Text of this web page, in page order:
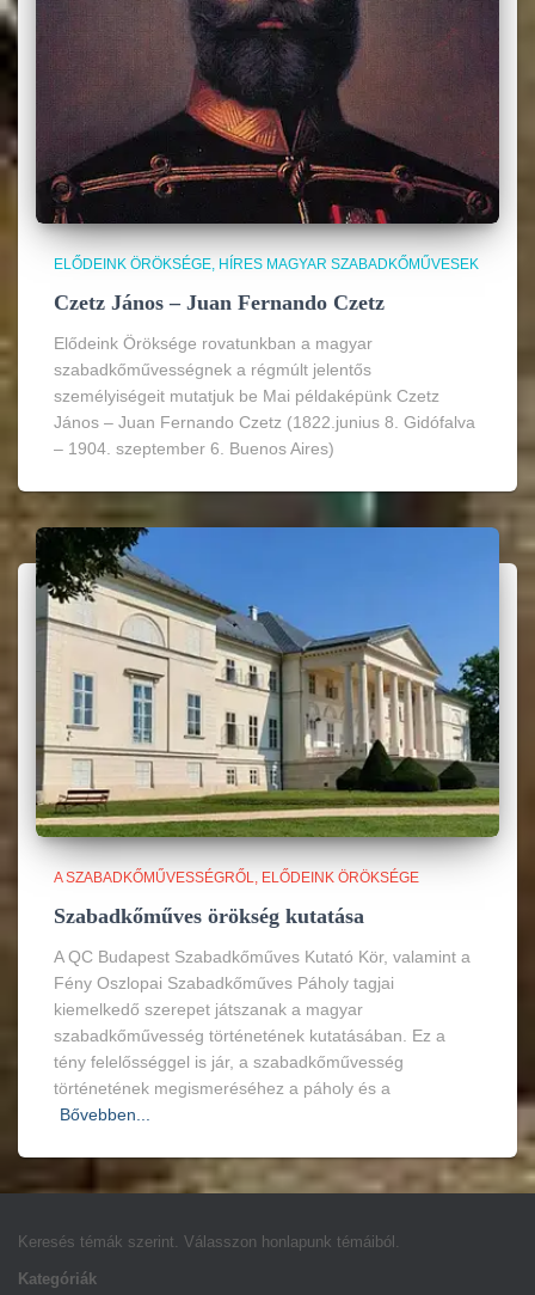
ELŐDEINK ÖRÖKSÉGE HÍRES MAGYAR SZABADKŐMŰVESEK
Czetz János – Juan Fernando Czetz
Elődeink Öröksége rovatunkban a magyar
szabadkőművességnek a régmúlt jelentős
személyiségeit mutatjuk be Mai példaképünk Czetz
János – Juan Fernando Czetz (1822.junius 8. Gidófalva
– 1904. szeptember 6. Buenos Aires)
A SZABADKŐMŰVESSÉGRŐL ELŐDEINK ÖRÖKSÉGE
Szabadkőműves örökség kutatása
A QC Budapest Szabadkőműves Kutató Kör, valamint a
Fény Oszlopai Szabadkőműves Páholy tagjai
kiemelkedő szerepet játszanak a magyar
szabadkőművesség történetének kutatásában. Ez a
tény felelősséggel is jár, a szabadkőművesség
történetének megismeréséhez a páholy és a
Bővebben...
Keresés témák szerint. Válasszon honlapunk témáiból.
Kategóriák